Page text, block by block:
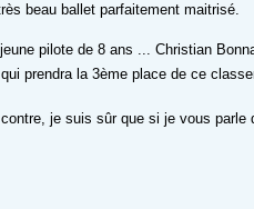
beau ballet parfaitement maitrisé.
pilote de 8 ans ... Christian
prendra la 3ème place de ce
je suis sûr que si je vous